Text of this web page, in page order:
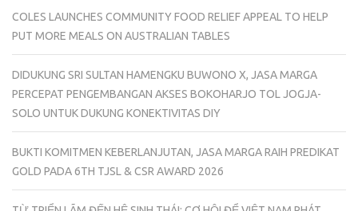
COLES LAUNCHES COMMUNITY FOOD RELIEF APPEAL TO HELP
PUT MORE MEALS ON AUSTRALIAN TABLES
DIDUKUNG SRI SULTAN HAMENGKU BUWONO X, JASA MARGA
PERCEPAT PENGEMBANGAN AKSES BOKOHARJO TOL JOGJA-
SOLO UNTUK DUKUNG KONEKTIVITAS DIY
BUKTI KOMITMEN KEBERLANJUTAN, JASA MARGA RAIH PREDIKAT
GOLD PADA 6TH TJSL & CSR AWARD 2026